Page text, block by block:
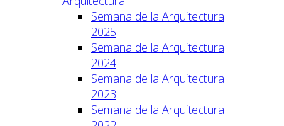
Semana de la Arquitectura
2025
Semana de la Arquitectura
2024
Semana de la Arquitectura
2023
Semana de la Arquitectura